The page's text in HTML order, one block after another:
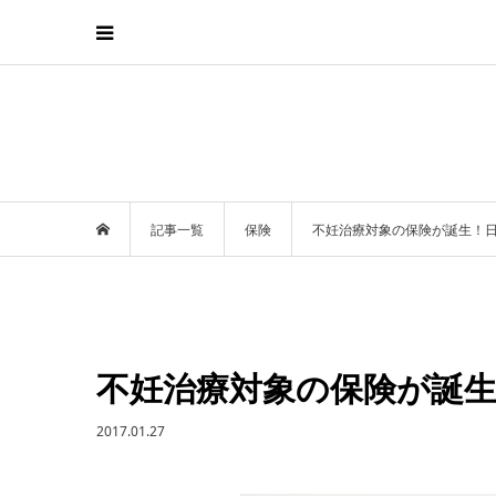
記事一覧 保険 不妊治療対象の保険が誕生！
不妊治療対象の保険が誕
2017.01.27